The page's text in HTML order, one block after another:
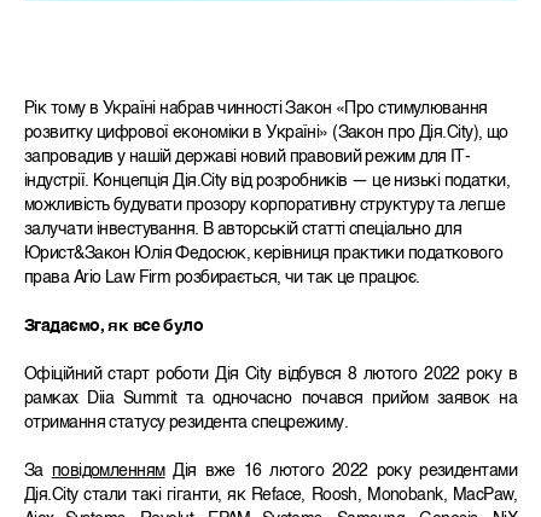
Рік тому в Україні набрав чинності Закон «Про стимулювання
розвитку цифрової економіки в Україні» (Закон про Дія.City), що
запровадив у нашій державі новий правовий режим для ІТ-
індустрії. Концепція Дія.City від розробників — це низькі податки,
можливість будувати прозору корпоративну структуру та легше
залучати інвестування. В авторській статті спеціально для
Юрист&Закон Юлія Федосюк, керівниця практики податкового
права Ario Law Firm розбирається, чи так це працює.
Згадаємо, як все було
Офіційний старт роботи Дія City відбувся 8 лютого 2022 року в
рамках Diia Summit та одночасно почався прийом заявок на
отримання статусу резидента спецрежиму.
За повідомленнямДія вже 16 лютого 2022 року резидентами
Дія.City стали такі гіганти, як Reface, Roosh, Monobank, MacPaw,